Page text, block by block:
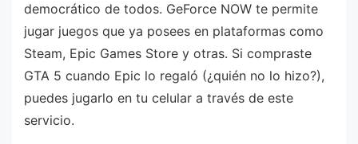
democrático de todos. GeForce NOW te permite
jugar juegos que ya posees en plataformas como
Steam, Epic Games Store y otras. Si compraste
GTA 5 cuando Epic lo regaló (¿quién no lo hizo?),
puedes jugarlo en tu celular a través de este
servicio.